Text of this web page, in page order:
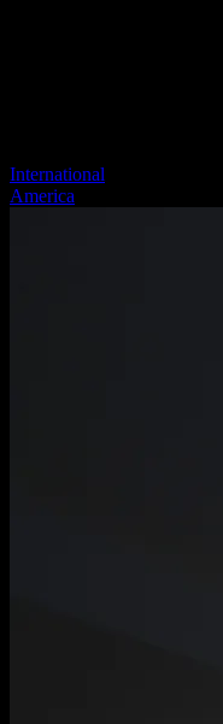
International
America